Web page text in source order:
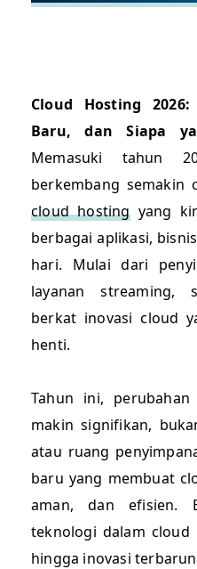
Cloud Hosting
Baru, dan Siapa
Memasuki tahun
berkembang semakin
cloud hostingyang
berbagai aplikasi,
hari. Mulai dari
layanan streaming,
berkat inovasi cloud
henti.
Tahun ini,
makin signifikan,
atau ruang
baru yang membuat
aman, dan efisien.
teknologi dalam
hingga inovasi